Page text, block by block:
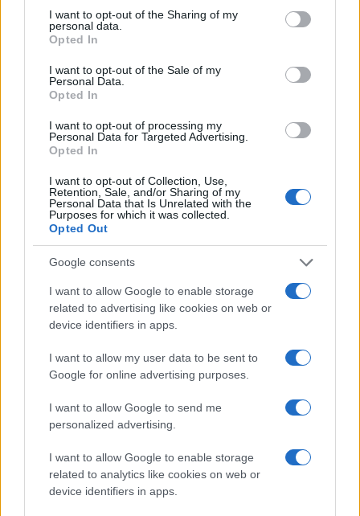
not limited to your visit or usage behaviour. You may click to
grant or deny consent to Google and its third-party tags to
use your data for below specified purposes in below Google
consent section.
I want to opt-out of the Sharing of my
personal data.
Opted In
I want to opt-out of the Sale of my
Personal Data.
Opted In
I want to opt-out of processing my
Personal Data for Targeted Advertising.
Opted In
I want to opt-out of Collection, Use,
Retention, Sale, and/or Sharing of my
Personal Data that Is Unrelated with the
Purposes for which it was collected.
Opted Out
Google consents
I want to allow Google to enable storage
related to advertising like cookies on web or
device identifiers in apps.
I want to allow my user data to be sent to
Google for online advertising purposes.
I want to allow Google to send me
personalized advertising.
I want to allow Google to enable storage
related to analytics like cookies on web or
device identifiers in apps.
Incidente a Baia Sardinia, scontro tra auto e
moto: un ferito
Olbia, le previsioni meteo per lunedì 10 agosto
Le ultime offerte di lavoro a Olbia e in Gallura
Cumuli di rifiuti a Santa Teresa Gallura, la
segnalazione dei residenti
Incendi in Gallura, devastati un chiosco e due
furgoni: le indagini
Cannigione celebra la cultura gallurese con il
“Poker letterario”
È scontro tra Misericordia e Comune di Santa